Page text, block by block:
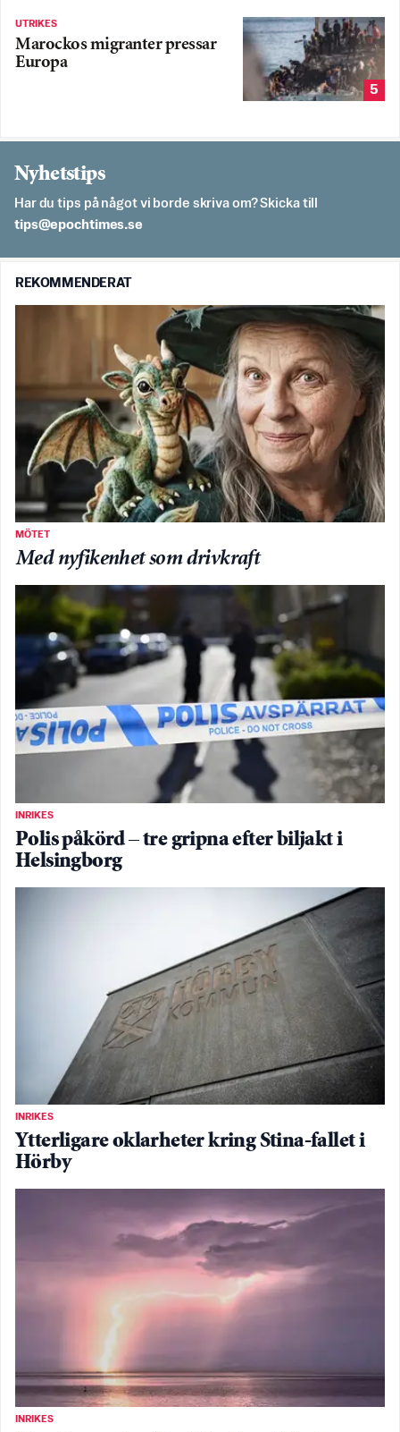
UTRIKES
Marockos migranter pressar
Europa
5
Nyhetstips
Har du tips på något vi borde skriva om? Skicka till
es.semithcope@spit
REKOMMENDERAT
MÖTET
Med nyfikenhet som drivkraft
INRIKES
Polis påkörd – tre gripna efter biljakt i
Helsingborg
INRIKES
Ytterligare oklarheter kring Stina-fallet i
Hörby
INRIKES